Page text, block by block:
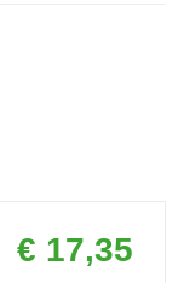
Prezzo
scontato
€ 17,35